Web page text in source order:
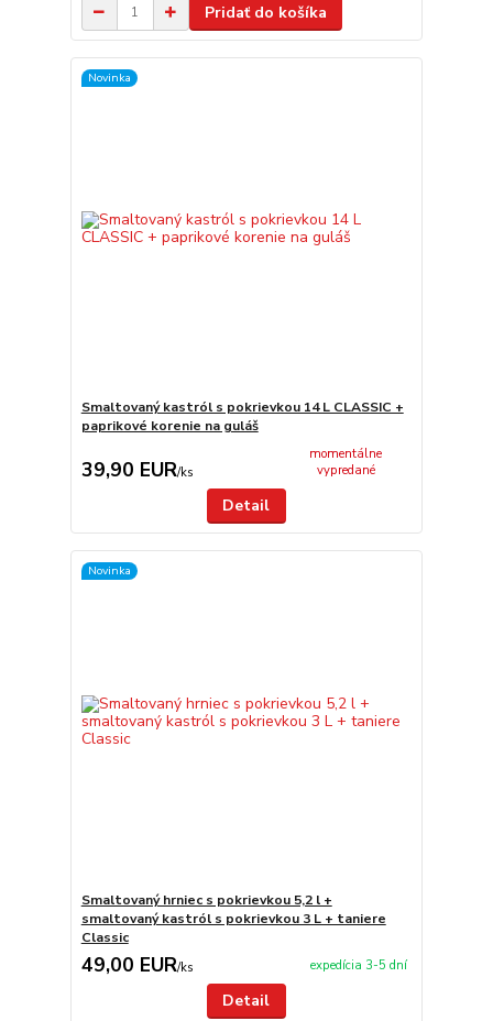
Pridať do košíka
Novinka
Smaltovaný kastról s pokrievkou 14 L CLASSIC +
paprikové korenie na guláš
39,90 EUR/ks
momentálne
vypredané
Detail
Novinka
Smaltovaný hrniec s pokrievkou 5,2 l +
smaltovaný kastról s pokrievkou 3 L + taniere
Classic
49,00 EUR/ks expedícia 3-5 dní
Detail